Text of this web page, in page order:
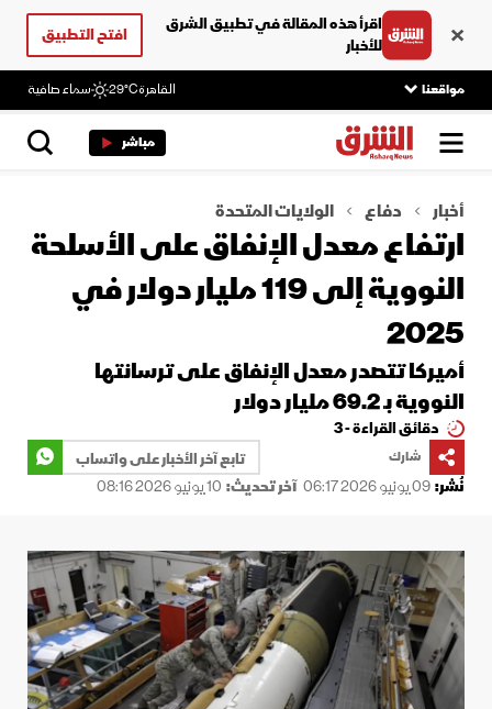
اقرأ هذه المقالة في تطبيق الشرق
للأخبار
افتح التطبيق
مواقعنا القاهرة29°C سماء صافية
مباشر
أخبار دفاع الولايات المتحدة
ارتفاع معدل الإنفاق على ‌الأسلحة
النووية إلى 119 مليار دولار في
2025
أميركا تتصدر معدل الإنفاق على ترسانتها
النووية بـ 69.2 مليار دولار
دقائق القراءة - 3
شارك
تابع آخر الأخبار على واتساب
نُشر:09 يونيو 2026 06:17 آخر تحديث: 10 يونيو 2026 08:16